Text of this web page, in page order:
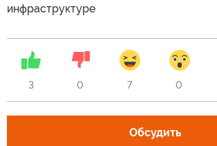
инфраструктуре
3 0 7 0
Обсудить